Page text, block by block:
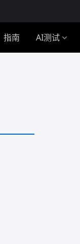
指南 AI测试expand_more